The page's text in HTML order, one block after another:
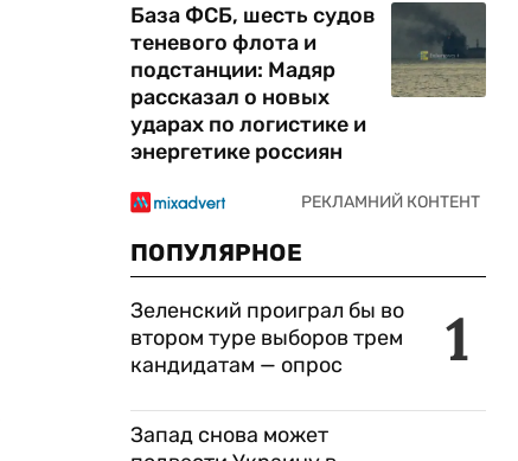
База ФСБ, шесть судов
теневого флота и
подстанции: Мадяр
рассказал о новых
ударах по логистике и
энергетике россиян
ПОПУЛЯРНОЕ
1
Зеленский проиграл бы во
втором туре выборов трем
кандидатам — опрос
Запад снова может